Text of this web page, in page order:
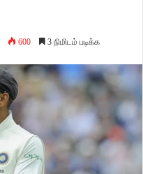
600 3 நிமிடம் படிக்க